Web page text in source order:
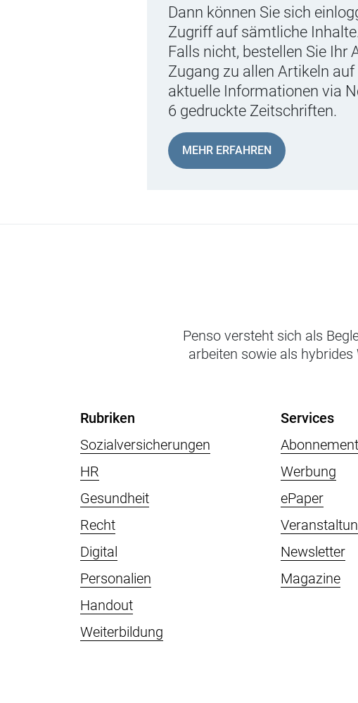
Dann können Sie sich
Zugriff auf sämtliche
Falls nicht, bestellen Sie Ihr
Zugang zu allen Artikeln
aktuelle Informationen via
6 gedruckte Zeitschriften.
MEHR ERFAHREN
Penso versteht sich als
arbeiten sowie als
Rubriken
Sozialversicherungen
HR
Gesundheit
Recht
Digital
Personalien
Handout
Weiterbildung
Services
Werbung
ePaper
Newsletter
Magazine